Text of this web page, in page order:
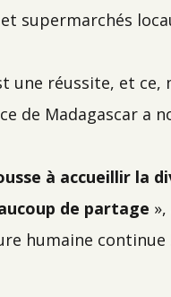
supermarchés
réussite, et ce,
de Madagascar a
à accueillir la
de partage
humaine continue